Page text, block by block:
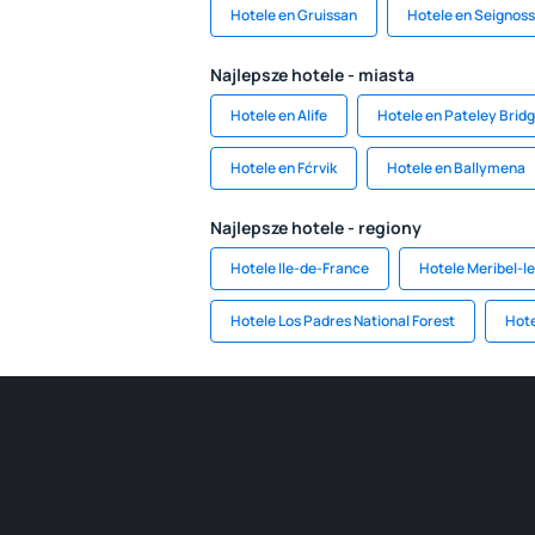
Hotele en Gruissan Hotele en
Najlepsze hotele - miasta
Hotele en Alife Hotele en Pateley
Hotele en Fćrvik Hotele en Ballymena
Najlepsze hotele - regiony
Hotele Ile-de-France Hotele Meribel-
Hotele Los Padres National Forest